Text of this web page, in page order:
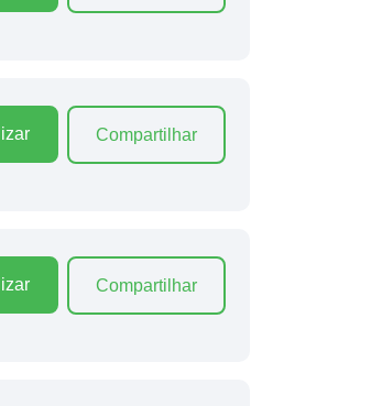
Compartilhar
Compartilhar